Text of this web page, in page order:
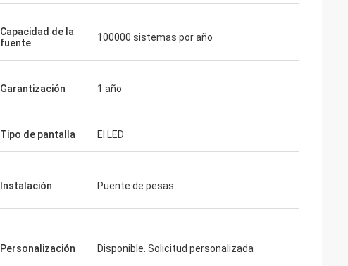
Capacidad de la
fuente
100000 sistemas por año
Garantización 1 año
Tipo de pantalla El LED
Instalación Puente de pesas
Personalización Disponible. Solicitud personalizada